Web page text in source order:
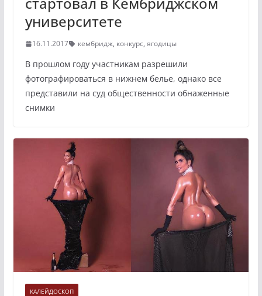
университете
16.11.2017 кембридж, конкурс, ягодицы
В прошлом году участникам разрешили
фотографироваться в нижнем белье, однако все
представили на суд общественности обнаженные
снимки
КАЛЕЙДОСКОП